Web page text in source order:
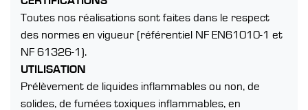
Toutes nos réalisations sont faites dans le respect
des normes en vigueur (référentiel NF EN61010-1 et
NF 61326-1).
UTILISATION
Prélèvement de liquides inflammables ou non, de
solides, de fumées toxiques inflammables, en